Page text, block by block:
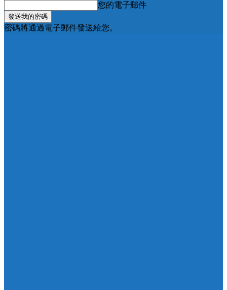
您的電子郵件
密碼將通過電子郵件發送給您。